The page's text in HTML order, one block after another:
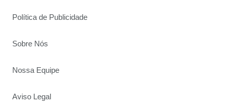
Política de Publicidade
Sobre Nós
Nossa Equipe
Aviso Legal